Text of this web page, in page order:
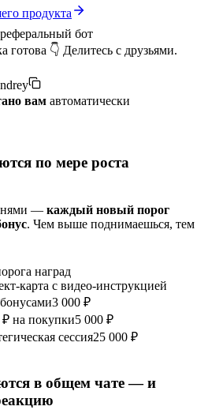
продукта
реферальный бот
готова 👇 Делитесь с друзьями.
вам автоматически
по мере роста
— каждый новый порог
. Чем выше поднимаешься, тем
наград
карта с видео-инструкцией
3 000 ₽
₽ на покупки5 000 ₽
сессия25 000 ₽
в общем чате — и